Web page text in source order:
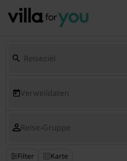
Verweildaten
Reise-Gruppe
Filter Karte